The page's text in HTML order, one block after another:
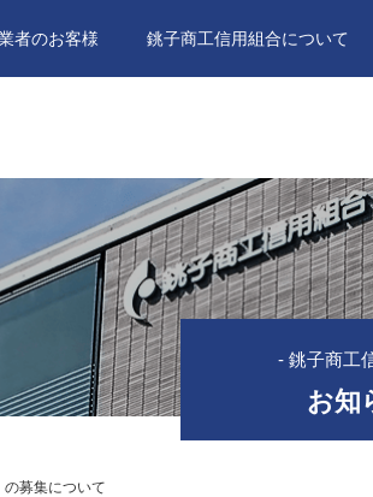
者のお客様 銚子商工信用組合について
- 銚子商工
お知
募集について